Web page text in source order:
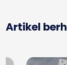
Artikel